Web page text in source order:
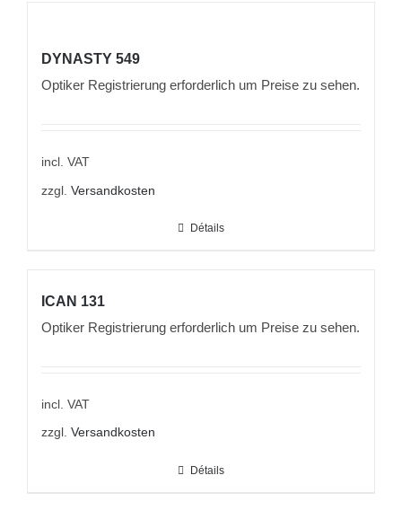
DYNASTY 549
Optiker Registrierung erforderlich um Preise zu sehen.
incl. VAT
zzgl. Versandkosten
Détails
ICAN 131
Optiker Registrierung erforderlich um Preise zu sehen.
incl. VAT
zzgl. Versandkosten
Détails